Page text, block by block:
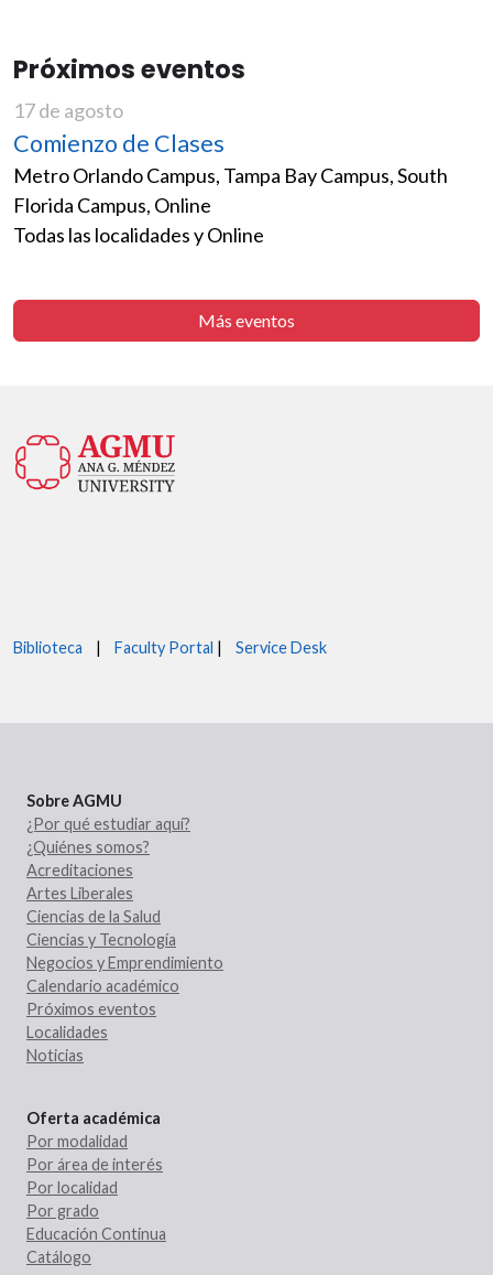
Próximos eventos
17 de agosto
Comienzo de Clases
Metro Orlando Campus, Tampa Bay Campus, South
Florida Campus, Online
Todas las localidades y Online
Más eventos
Biblioteca | Faculty Portal | Service Desk
Sobre AGMU
¿Por qué estudiar aquí?
¿Quiénes somos?
Acreditaciones
Artes Liberales
Ciencias de la Salud
Ciencias y Tecnología
Negocios y Emprendimiento
Calendario académico
Próximos eventos
Localidades
Noticias
Oferta académica
Por modalidad
Por área de interés
Por localidad
Por grado
Educación Continua
Catálogo